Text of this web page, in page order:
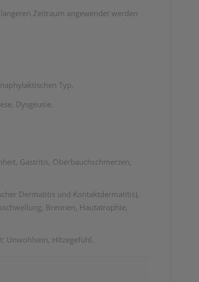
Zeitraum angewendet werden
Typ.
Dysgeusie.
Gastritis, Oberbauchschmerzen,
Dermatitis und Kontaktdermatitis),
Brennen, Hautatrophie,
Unwohlsein, Hitzegefühl.